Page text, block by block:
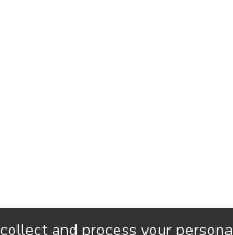
and process your